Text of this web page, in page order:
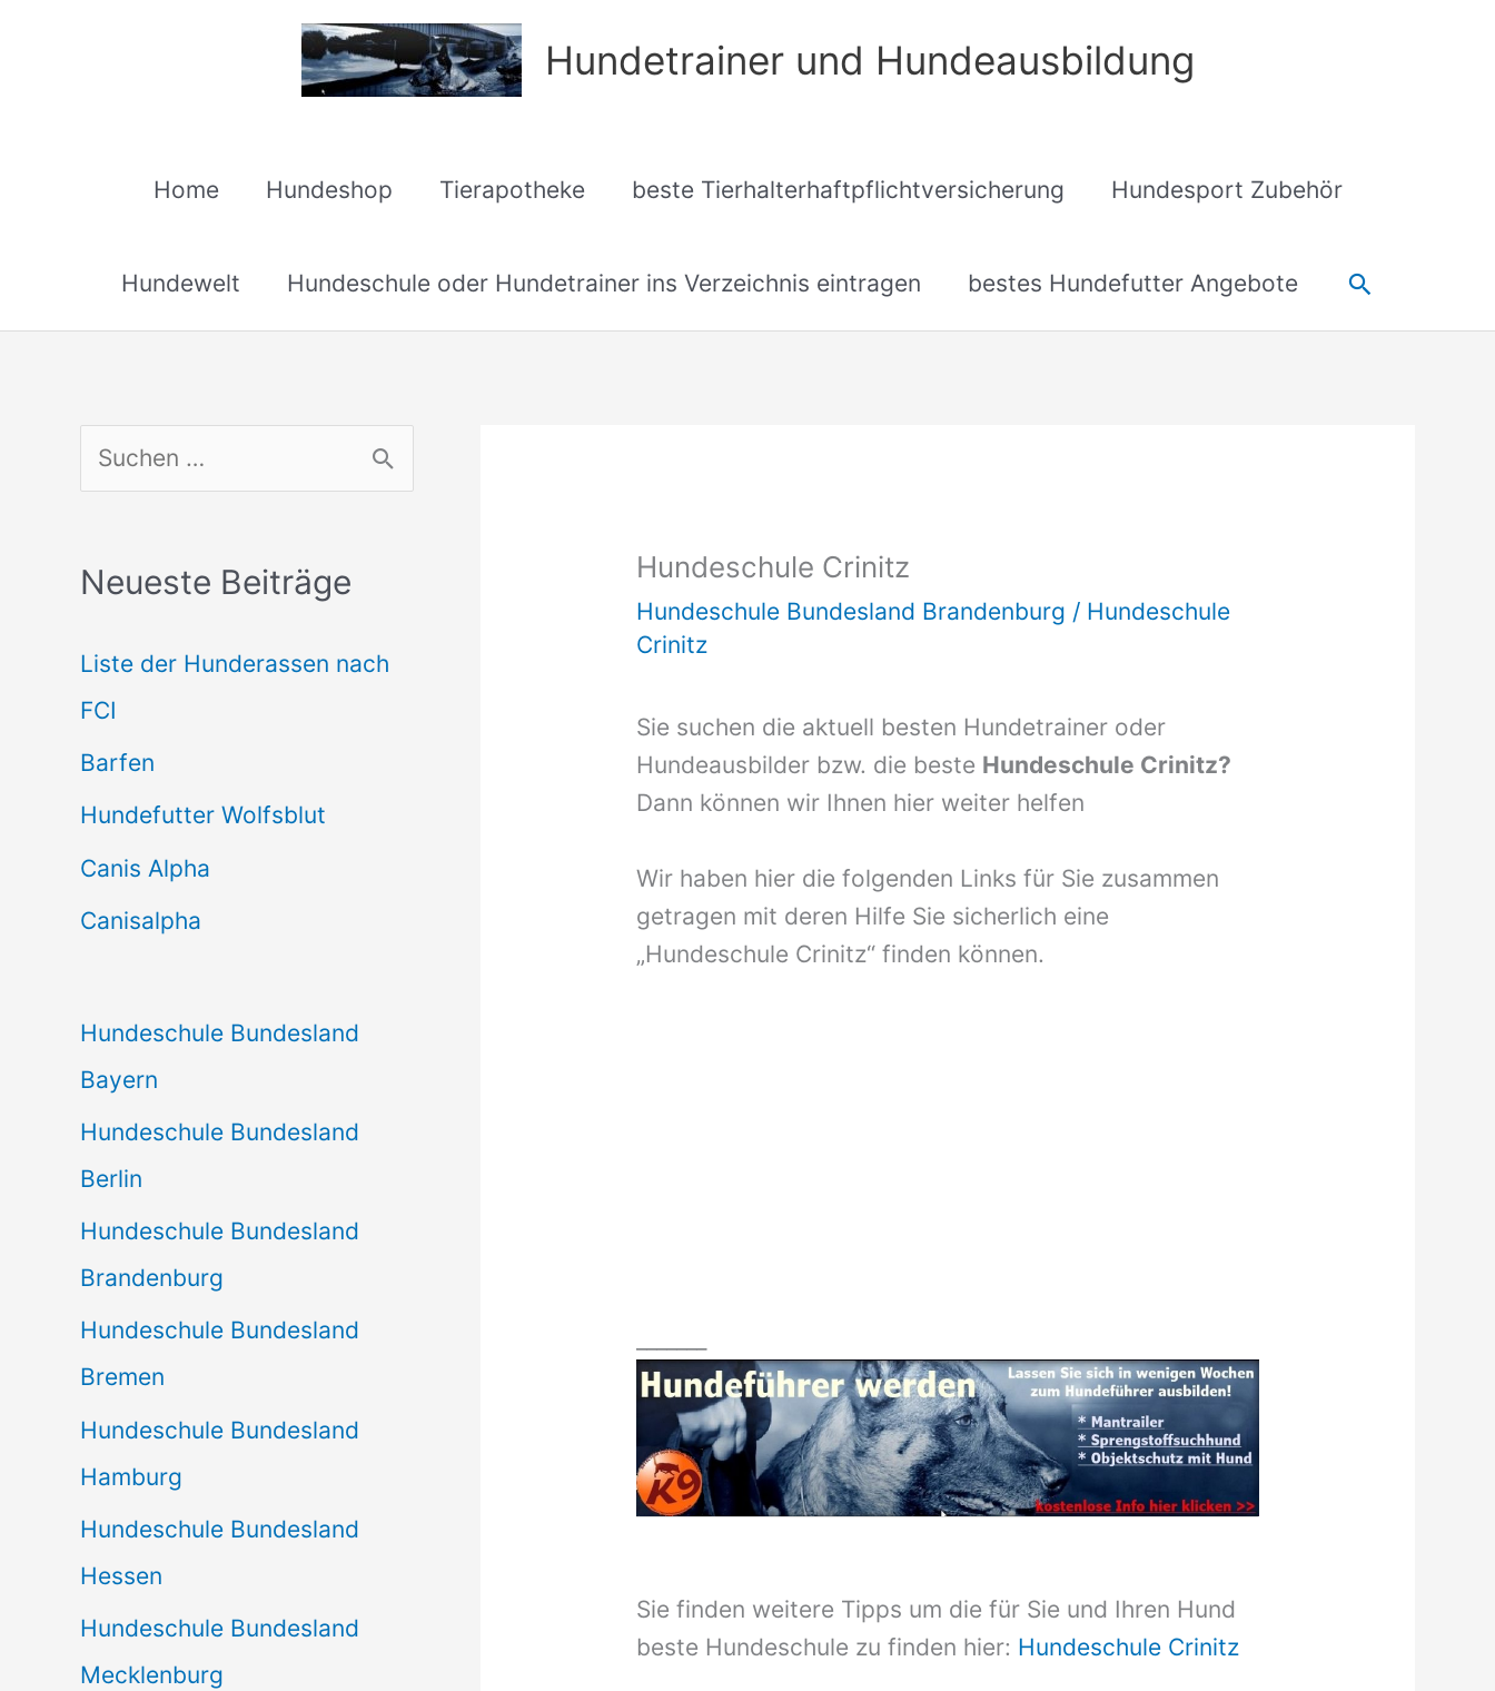
Hundetrainer und Hundeausbildung
Home Hundeshop Tierapotheke beste Tierhalterhaftpflichtversicherung Hundesport Zubehör
Hundewelt Hundeschule oder Hundetrainer ins Verzeichnis eintragen bestes Hundefutter Angebote Suchen
u
h
n
n
a
c
h
:
Neueste Beiträge
Liste der Hunderassen nach
FCI
Barfen
Hundefutter Wolfsblut
Canis Alpha
Canisalpha
Hundeschule Bundesland
Bayern
Hundeschule Bundesland
Berlin
Hundeschule Bundesland
Brandenburg
Hundeschule Bundesland
Bremen
Hundeschule Bundesland
Hamburg
Hundeschule Bundesland
Hessen
Hundeschule Bundesland
Mecklenburg
Hundeschule Crinitz
Hundeschule Bundesland Brandenburg / Hundeschule
Crinitz
Sie suchen die aktuell besten Hundetrainer oder
Hundeausbilder bzw. die beste Hundeschule Crinitz?
Dann können wir Ihnen hier weiter helfen
Wir haben hier die folgenden Links für Sie zusammen
getragen mit deren Hilfe Sie sicherlich eine
„Hundeschule Crinitz“ finden können.
Sie finden weitere Tipps um die für Sie und Ihren Hund
beste Hundeschule zu finden hier: Hundeschule Crinitz